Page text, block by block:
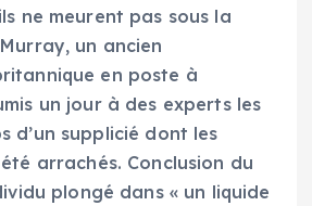
ne meurent pas sous la
un ancien
en poste à
un jour à des experts les
d’un supplicié dont les
arrachés. Conclusion du
plongé dans « un liquide